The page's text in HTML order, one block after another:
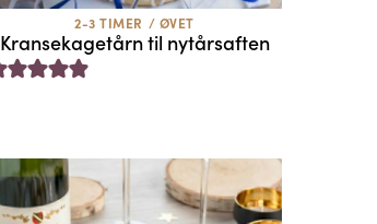
2-3 TIMER / ØVET
Kransekagetårn til nytårsaften